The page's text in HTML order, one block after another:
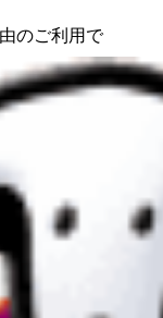
のご利用で